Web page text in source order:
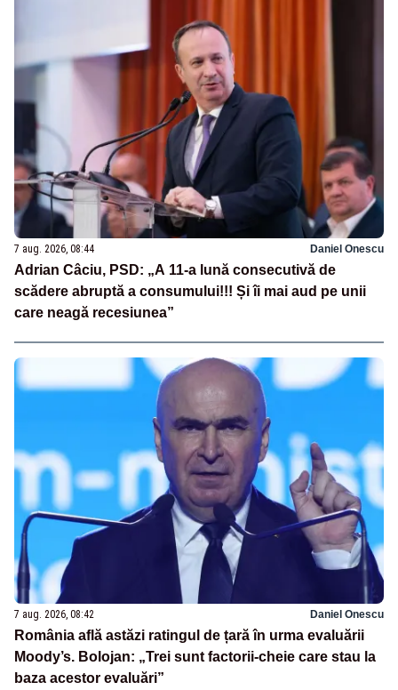
7 aug. 2026, 08:44 Daniel Onescu
Adrian Câciu, PSD: „A 11-a lună consecutivă de
scădere abruptă a consumului!!! Și îi mai aud pe unii
care neagă recesiunea”
7 aug. 2026, 08:42 Daniel Onescu
România află astăzi ratingul de țară în urma evaluării
Moody’s. Bolojan: „Trei sunt factorii-cheie care stau la
baza acestor evaluări”